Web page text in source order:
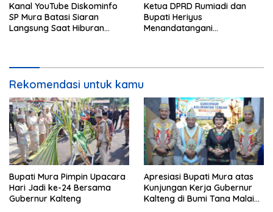
Kanal YouTube Diskominfo
SP Mura Batasi Siaran
Langsung Saat Hiburan
Ketua DPRD Rumiadi dan
Bupati Heriyus
Menandatangani
Rekomendasi untuk kamu
Bupati Mura Pimpin Upacara
Hari Jadi ke-24 Bersama
Gubernur Kalteng
Apresiasi Bupati Mura atas
Kunjungan Kerja Gubernur
Kalteng di Bumi Tana Malai